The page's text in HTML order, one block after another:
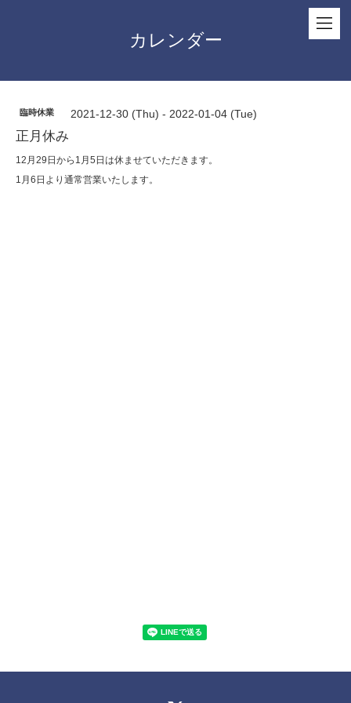
カレンダー
臨時休業 2021-12-30 (Thu) - 2022-01-04 (Tue)
正月休み
12月29日から1月5日は休ませていただきます。
1月6日より通常営業いたします。